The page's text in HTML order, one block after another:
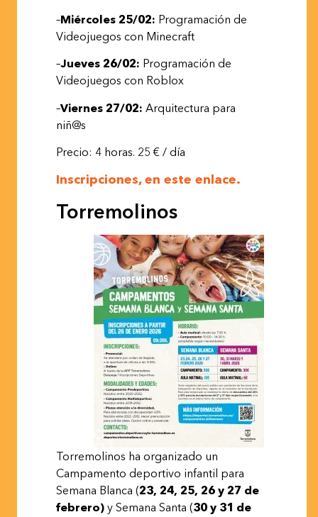
–Miércoles 25/02: Programación de
Videojuegos con Minecraft
–Jueves 26/02: Programación de
Videojuegos con Roblox
–Viernes 27/02: Arquitectura para
niñ@s
Precio: 4 horas. 25 € / día
Inscripciones, en este enlace.
Torremolinos
Torremolinos ha organizado un
Campamento deportivo infantil para
Semana Blanca (23, 24, 25, 26 y 27 de
febrero) y Semana Santa (30 y 31 de